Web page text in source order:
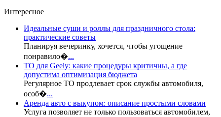
Интересное
Идеальные суши и роллы для праздничного стола:
практические советы
Планируя вечеринку, хочется, чтобы угощение
понравило�...
ТО для Geely: какие процедуры критичны, а где
допустима оптимизация бюджета
Регулярное ТО продлевает срок службы автомобиля,
особ�...
Аренда авто с выкупом: описание простыми словами
Услуга позволяет не только пользоваться автомобилем,